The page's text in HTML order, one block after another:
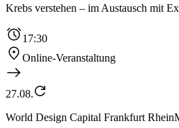
Krebs verstehen – im Austausch mit
17:30
Online-Veranstaltung
27.08.
World Design Capital Frankfurt